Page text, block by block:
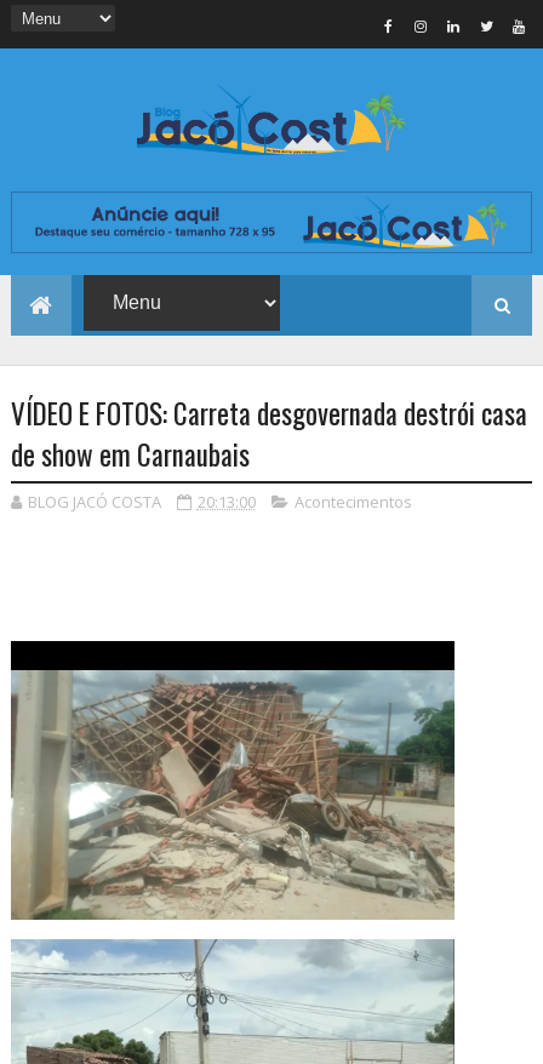
VÍDEO E FOTOS: Carreta desgovernada destrói casa
de show em Carnaubais
BLOG JACÓ COSTA 20:13:00 Acontecimentos